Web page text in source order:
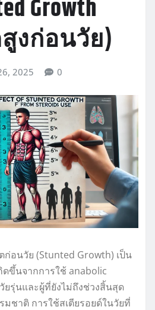
Growth
งก่อนวัย)
2025 0
ก่อนวัย (Stunted Growth) เป็น
ดขึ้นจากการใช้ anabolic
ยรุ่นและผู้ที่ยังไม่ถึงช่วงสิ้นสุด
มชาติ การใช้สเตียรอยด์ในวัยที่